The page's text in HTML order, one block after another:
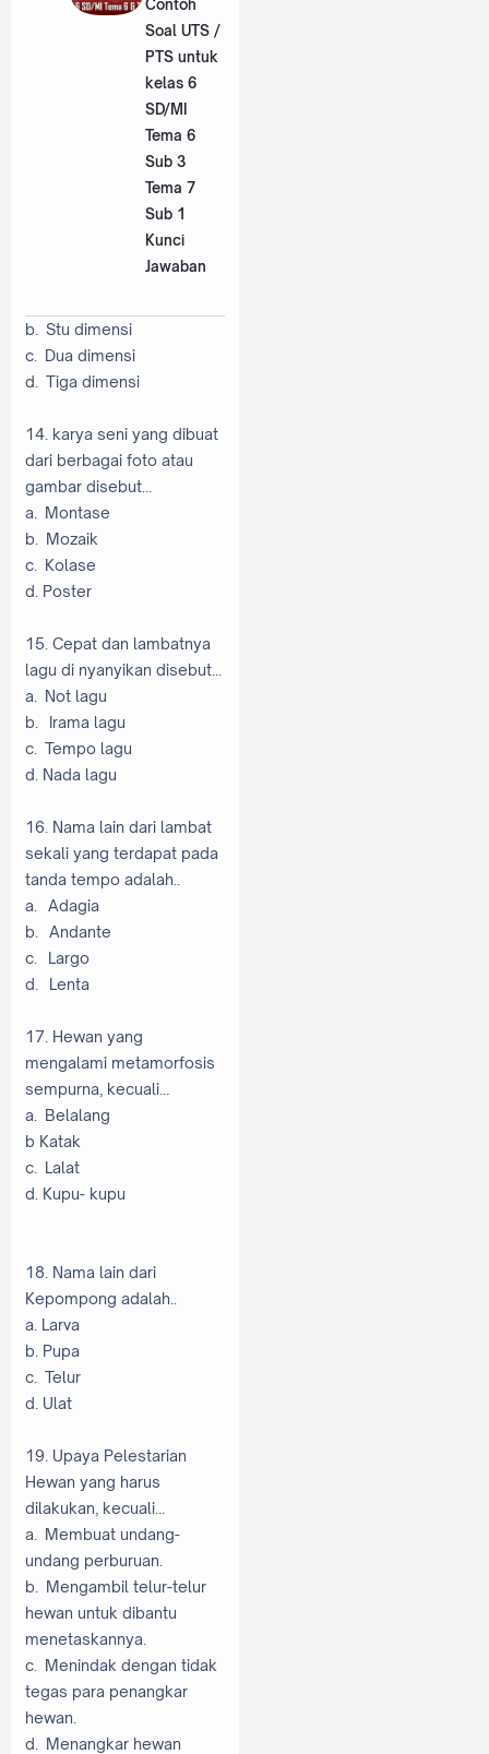
Contoh
Soal UTS /
PTS untuk
kelas 6
SD/MI
Tema 6
Sub 3
Tema 7
Sub 1
Kunci
Jawaban
b. Stu dimensi
c. Dua dimensi
d. Tiga dimensi
14. karya seni yang dibuat
dari berbagai foto atau
gambar disebut…
a. Montase
b. Mozaik
c. Kolase
d. Poster
15. Cepat dan lambatnya
lagu di nyanyikan disebut…
a. Not lagu
b. Irama lagu
c. Tempo lagu
d. Nada lagu
16. Nama lain dari lambat
sekali yang terdapat pada
tanda tempo adalah..
a. Adagia
b. Andante
c. Largo
d. Lenta
17. Hewan yang
mengalami metamorfosis
sempurna, kecuali…
a. Belalang
b Katak
c. Lalat
d. Kupu- kupu
18. Nama lain dari
Kepompong adalah..
a. Larva
b. Pupa
c. Telur
d. Ulat
19. Upaya Pelestarian
Hewan yang harus
dilakukan, kecuali…
a. Membuat undang-
undang perburuan.
b. Mengambil telur-telur
hewan untuk dibantu
menetaskannya.
c. Menindak dengan tidak
tegas para penangkar
hewan.
d. Menangkar hewan